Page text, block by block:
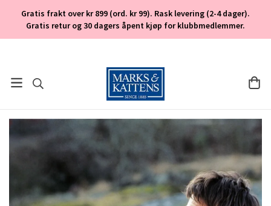
Gratis frakt over kr 899 (ord. kr 99). Rask levering (2-4 dager).
Gratis retur og 30 dagers åpent kjøp for klubbmedlemmer.